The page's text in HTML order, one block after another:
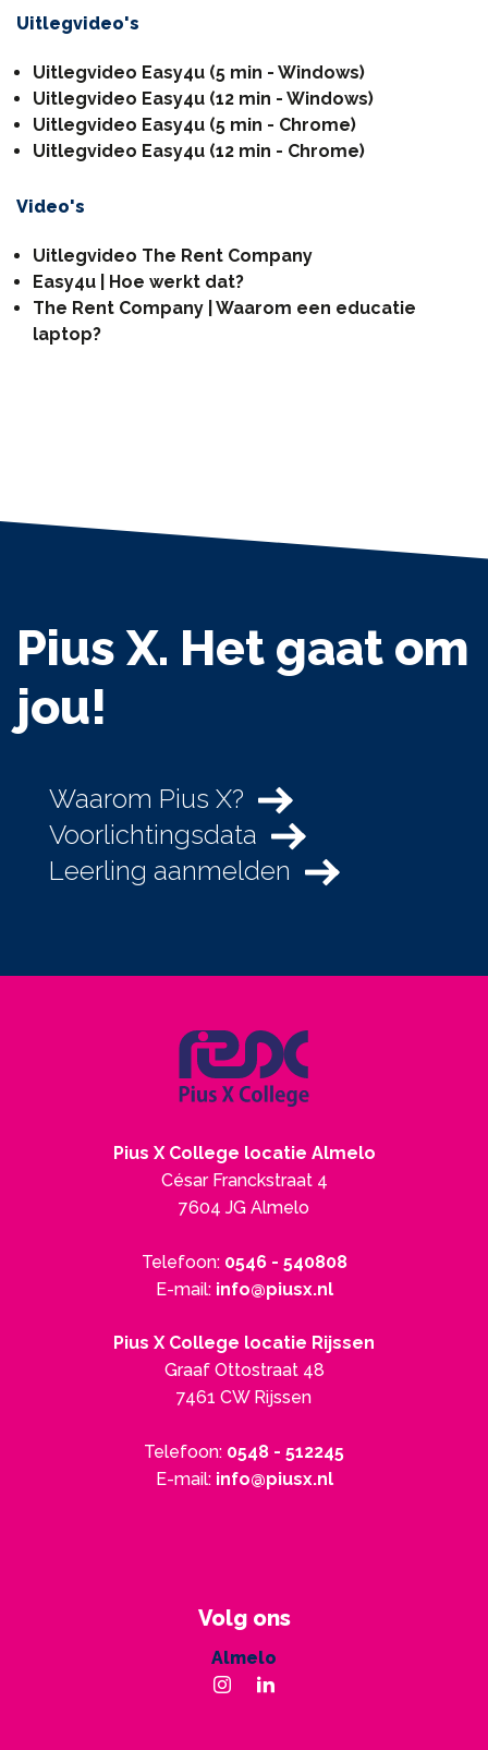
Uitlegvideo's
Uitlegvideo Easy4u (5 min - Windows)
Uitlegvideo Easy4u (12 min - Windows)
Uitlegvideo Easy4u (5 min - Chrome)
Uitlegvideo Easy4u (12 min - Chrome)
Video's
Uitlegvideo The Rent Company
Easy4u | Hoe werkt dat?
The Rent Company | Waarom een educatie
laptop?
Pius X. Het gaat om
jou!
Waarom Pius X?
Voorlichtingsdata
Leerling aanmelden
Pius X College locatie Almelo
César Franckstraat 4
7604 JG Almelo
Telefoon: 0546 - 540808
E-mail: info@piusx.nl
Pius X College locatie Rijssen
Graaf Ottostraat 48
7461 CW Rijssen
Telefoon: 0548 - 512245
E-mail: info@piusx.nl
Volg ons
Almelo